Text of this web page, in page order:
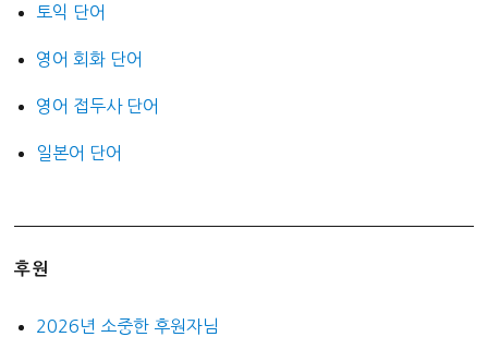
토익 단어
영어 회화 단어
영어 접두사 단어
일본어 단어
후원
2026년 소중한 후원자님